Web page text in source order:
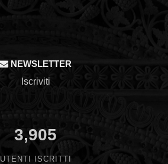
NEWSLETTER
Iscriviti
3,905
UTENTI ISCRITTI